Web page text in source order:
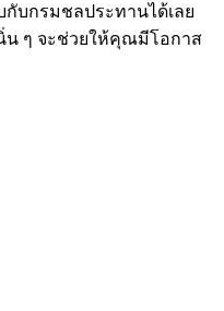
บกรมชลประทานได้เลย
น ๆ จะช่วยให้คุณมีโอกาส